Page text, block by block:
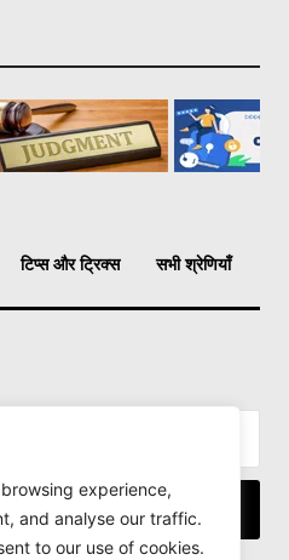
experience,
and analyse our traffic.
to our use of cookies.
टिप्स और ट्रिक्स सभी श्रेणियाँ
I WANT IN